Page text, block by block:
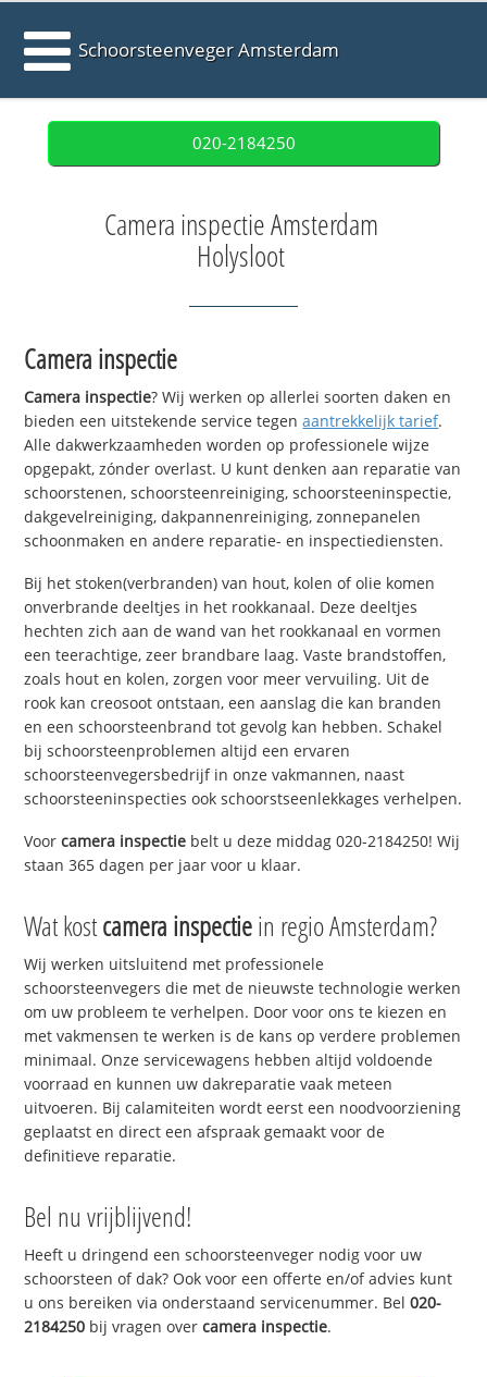
Schoorsteenveger Amsterdam
020-2184250
Camera inspectie Amsterdam
Holysloot
Camera inspectie
Camera inspectie? Wij werken op allerlei soorten daken en
bieden een uitstekende service tegenaantrekkelijk tarief.
Alle dakwerkzaamheden worden op professionele wijze
opgepakt, zónder overlast. U kunt denken aan reparatie van
schoorstenen, schoorsteenreiniging, schoorsteeninspectie,
dakgevelreiniging, dakpannenreiniging, zonnepanelen
schoonmaken en andere reparatie- en inspectiediensten.
Bij het stoken(verbranden) van hout, kolen of olie komen
onverbrande deeltjes in het rookkanaal. Deze deeltjes
hechten zich aan de wand van het rookkanaal en vormen
een teerachtige, zeer brandbare laag. Vaste brandstoffen,
zoals hout en kolen, zorgen voor meer vervuiling. Uit de
rook kan creosoot ontstaan, een aanslag die kan branden
en een schoorsteenbrand tot gevolg kan hebben. Schakel
bij schoorsteenproblemen altijd een ervaren
schoorsteenvegersbedrijf in onze vakmannen, naast
schoorsteeninspecties ook schoorstseenlekkages verhelpen.
Voorcamera inspectie belt u deze middag 020-2184250! Wij
staan 365 dagen per jaar voor u klaar.
Wat kostcamera inspectiein regio Amsterdam?
Wij werken uitsluitend met professionele
schoorsteenvegers die met de nieuwste technologie werken
om uw probleem te verhelpen. Door voor ons te kiezen en
met vakmensen te werken is de kans op verdere problemen
minimaal. Onze servicewagens hebben altijd voldoende
voorraad en kunnen uw dakreparatie vaak meteen
uitvoeren. Bij calamiteiten wordt eerst een noodvoorziening
geplaatst en direct een afspraak gemaakt voor de
definitieve reparatie.
Bel nu vrijblijvend!
Heeft u dringend een schoorsteenveger nodig voor uw
schoorsteen of dak? Ook voor een offerte en/of advies kunt
u ons bereiken via onderstaand servicenummer. Bel020-
2184250 bij vragen overcamera inspectie.